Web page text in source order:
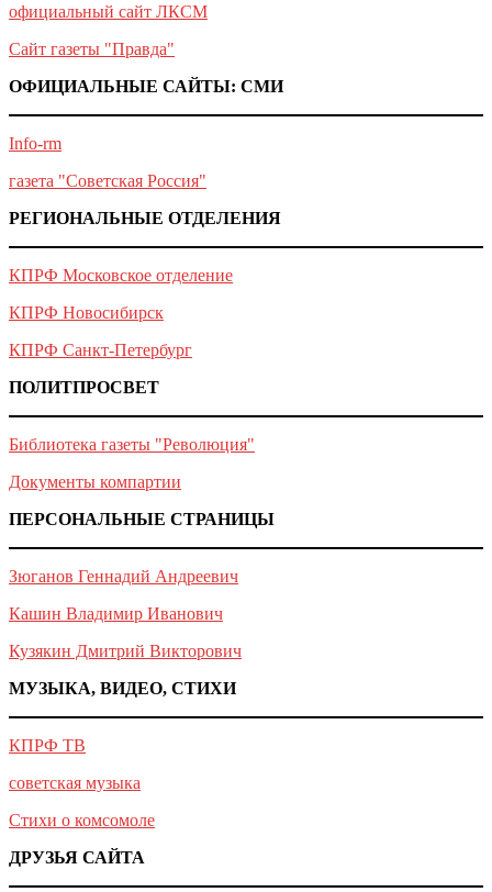
официальный сайт ЛКСМ
Сайт газеты "Правда"
ОФИЦИАЛЬНЫЕ САЙТЫ: СМИ
Info-rm
газета "Советская Россия"
РЕГИОНАЛЬНЫЕ ОТДЕЛЕНИЯ
КПРФ Московское отделение
КПРФ Новосибирск
КПРФ Санкт-Петербург
ПОЛИТПРОСВЕТ
Библиотека газеты "Революция"
Документы компартии
ПЕРСОНАЛЬНЫЕ СТРАНИЦЫ
Зюганов Геннадий Андреевич
Кашин Владимир Иванович
Кузякин Дмитрий Викторович
МУЗЫКА, ВИДЕО, СТИХИ
КПРФ ТВ
советская музыка
Стихи о комсомоле
ДРУЗЬЯ САЙТА